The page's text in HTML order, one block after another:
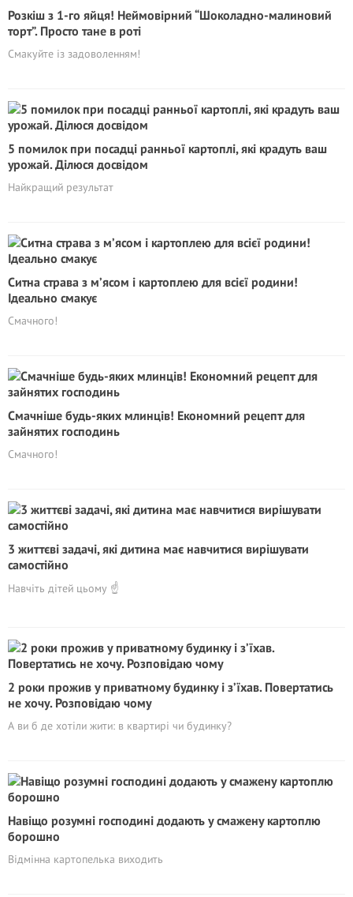
Розкіш з 1-го яйця! Неймовірний “Шоколадно-малиновий
торт”. Просто тане в роті
Смакуйте із задоволенням!
5 помилок при посадці ранньої картоплі, які крадyть ваш
урожай. Ділюся досвідом
Найкращий результат
Ситна страва з м’ясом і картоплею для всієї родини!
Ідеально смакує
Смачного!
Смачніше будь-яких млинців! Економний рецепт для
зайнятих господинь
Смачного!
3 життєві задачі, які дитина має навчитися вирішувати
самостійно
Навчіть дітей цьому ☝️
2 роки прожив у приватному будинку і з’їхав. Повертатись
не хочу. Розповідаю чому
А ви б де хотіли жити: в квартирі чи будинку?
Навіщо розумні господині додають у смажену картоплю
борошно
Відмінна картопелька виходить